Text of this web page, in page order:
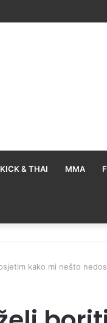
KICK & THAI MMA
kako mi nešto